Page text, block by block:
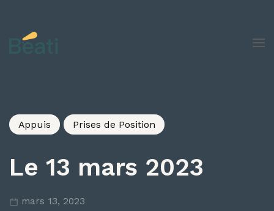
Appuis Prises de Position
Le 13 mars 2023
mars 13, 2023